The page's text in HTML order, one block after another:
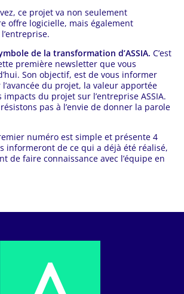
ce projet va non seulement
offre logicielle, mais également
de la transformation d’ASSIA. C’est
première newsletter que vous
Son objectif, est de vous informer
du projet, la valeur apportée
du projet sur l’entreprise ASSIA.
pas à l’envie de donner la parole
numéro est simple et présente 4
informeront de ce qui a déjà été réalisé,
de faire connaissance avec l’équipe en